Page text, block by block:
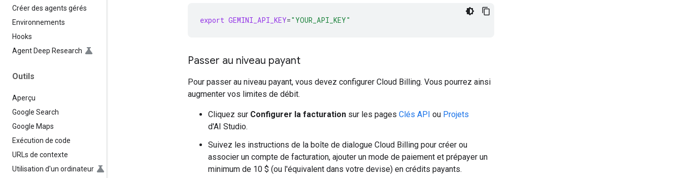
Créer des agents gérés
Environnements
Hooks
Agent Deep Research
Outils
Aperçu
Google Search
Google Maps
Exécution de code
URLs de contexte
Utilisation d'un ordinateur
export GEMINI_API_KEY="YOUR_API_KEY"
Passer au niveau payant
Pour passer au niveau payant, vous devez configurer Cloud Billing. Vous pourrez ainsi
augmenter vos limites de débit.
Cliquez sur Configurer la facturation sur les pages Clés API ou Projets
d'AI Studio.
Suivez les instructions de la boîte de dialogue Cloud Billing pour créer ou
associer un compte de facturation, ajouter un mode de paiement et prépayer un
minimum de 10 $ (ou l'équivalent dans votre devise) en crédits payants.